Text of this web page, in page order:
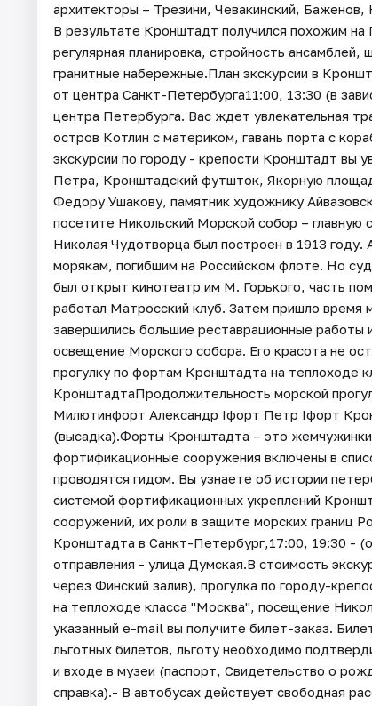
архитекторы – Трезини, Чевакинский,
В результате Кронштадт получился похожим
регулярная планировка, стройность
гранитные набережные.План экскурсии в
от центра Санкт-Петербурга11:00, 13:30 (в
центра Петербурга. Вас ждет увлекательная
остров Котлин с материком, гавань порта с
экскурсии по городу - крепости Кронштадт вы
Петра, Кронштадский футшток, Якорную
Федору Ушакову, памятник художнику
посетите Никольский Морской собор –
Николая Чудотворца был построен в 1913
морякам, погибшим на Российском флоте. Но
был открыт кинотеатр им М. Горького, часть
работал Матросский клуб. Затем пришло время
завершились большие реставрационные
освещение Морского собора. Его красота не
прогулку по фортам Кронштадта на теплоходе
КронштадтаПродолжительность морской
Милютинфорт Александр Iфорт Петр Iфорт
(высадка).Форты Кронштадта – это
фортификационные сооружения включены в
проводятся гидом. Вы узнаете об истории
системой фортификационных укреплений
сооружений, их роли в защите морских границ
Кронштадта в Санкт-Петербург,17:00, 19:30 -
отправления - улица Думская.В стоимость
через Финский залив), прогулка по городу-
на теплоходе класса "Москва", посещение
указанный e-mail вы получите билет-заказ.
льготных билетов, льготу необходимо
и входе в музеи (паспорт, Свидетельство о
справка).- В автобусах действует свободная